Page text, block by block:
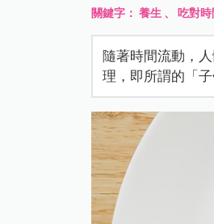
關鍵字：養生 、吃對時
隨著時間流動，
理，即所謂的「子